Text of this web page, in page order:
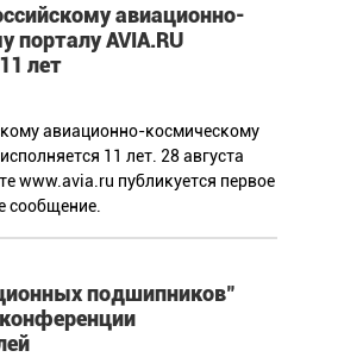
авиационно-
порталу AVIA.RU
лет
авиационно-космическому
11 лет. 28 августа
www.avia.ru публикуется первое
сообщение.
подшипников"